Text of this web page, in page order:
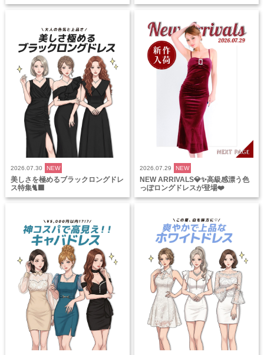
2026.07.30 NEW
美しさを極めるブラックロングドレ
ス特集🐈‍⬛
2026.07.29 NEW
NEW ARRIVALS💎✨高級感漂う色
っぽロングドレスが登場❤️